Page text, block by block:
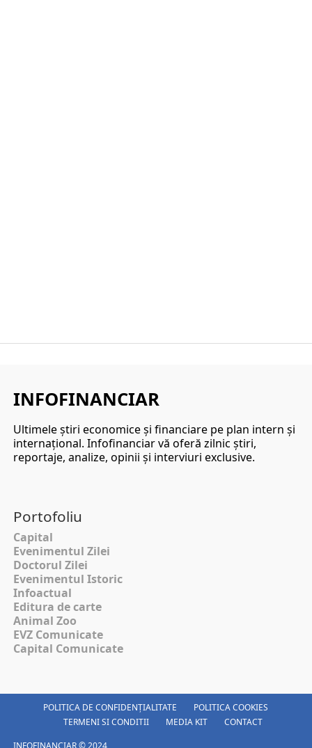
INFOFINANCIAR
Ultimele ştiri economice şi financiare pe plan intern şi
internaţional. Infofinanciar vă oferă zilnic ştiri,
reportaje, analize, opinii şi interviuri exclusive.
Portofoliu
Capital
Evenimentul Zilei
Doctorul Zilei
Evenimentul Istoric
Infoactual
Editura de carte
Animal Zoo
EVZ Comunicate
Capital Comunicate
POLITICA DE CONFIDENȚIALITATE
POLITICA COOKIES
TERMENI SI CONDITII
MEDIA KIT
CONTACT
INFOFINANCIAR © 2024